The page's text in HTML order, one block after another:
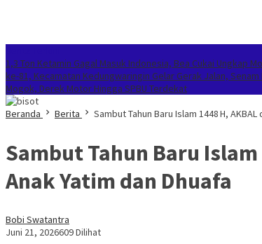
1,3 Ton Ketamin Gagal Masuk Indonesia, Bea Cukai Ungkap
ke-81, Kecamatan Kedungwaringin Gelar Gerak Jalan, Senam
Mogok, Derek Motor Hingga SPBU Terdekat
Beranda
Berita Sambut Tahun Baru Islam 1448 H,
Sambut Tahun Baru Islam
Anak Yatim dan Dhuafa
Bobi Swatantra
Juni 21, 2026609 Dilihat